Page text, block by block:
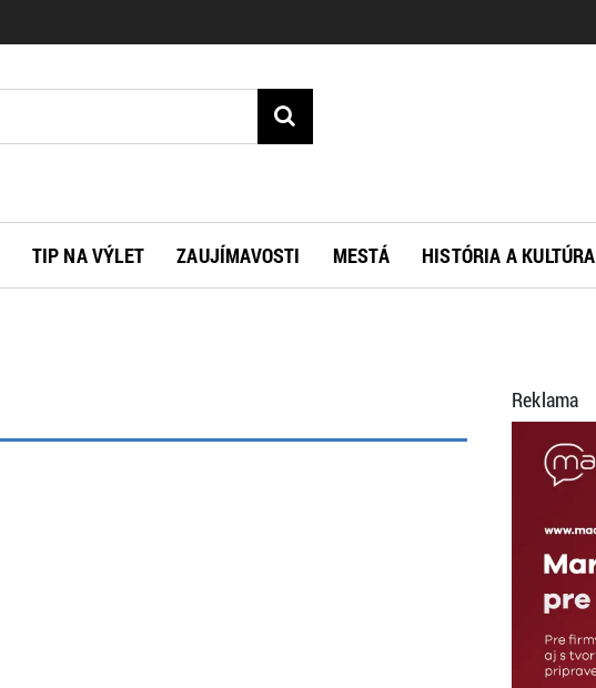
TIP NA VÝLET ZAUJÍMAVOSTI MESTÁ HISTÓRIA A KULTÚRA
Reklama